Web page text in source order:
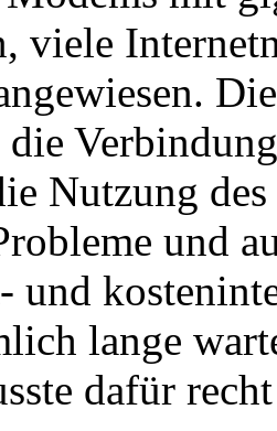
viele
Nutzung
und
und
lange
dafür